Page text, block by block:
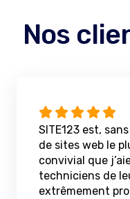
Nos
SITE123 est,
de sites web le
convivial que
techniciens de
extrêmement